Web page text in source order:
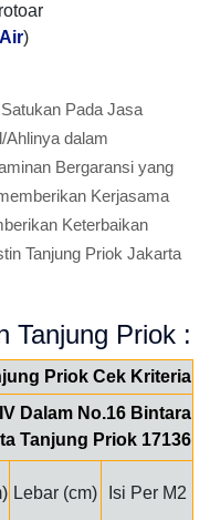
)
Pada Jasa
Ahlinya dalam
Bergaransi yang
Kerjasama
Keterbaikan
Tanjung Priok Jakarta
Tanjung Priok :
Priok Cek Kriteria
Dalam No.16 Bintara
Tanjung Priok 17136
Lebar (cm) Isi Per M2